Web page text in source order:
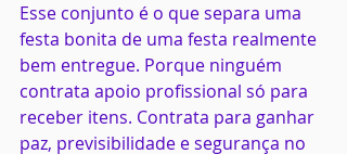
Esse conjunto é o que separa uma
festa bonita de uma festa realmente
bem entregue. Porque ninguém
contrata apoio profissional só para
receber itens. Contrata para ganhar
paz, previsibilidade e segurança no